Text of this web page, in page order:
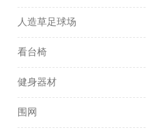
人造草足球场
看台椅
健身器材
围网